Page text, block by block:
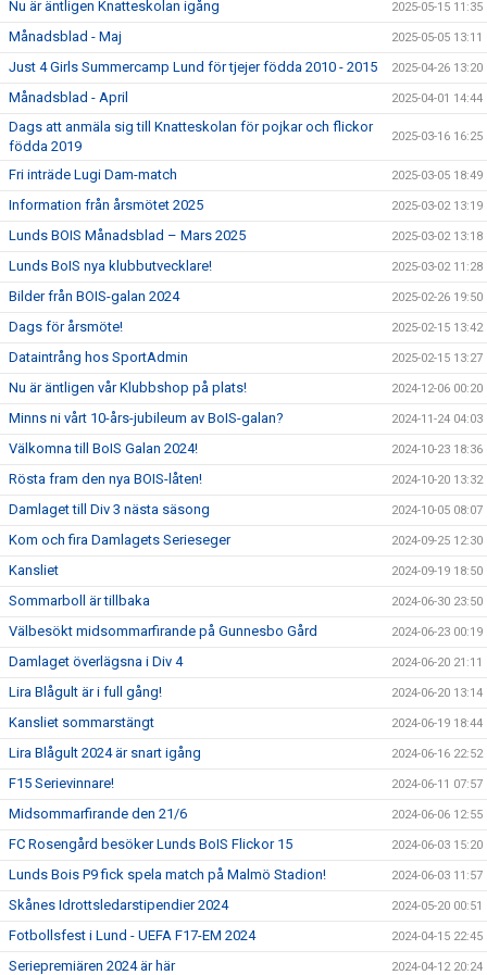
Nu är äntligen Knatteskolan igång 2025-05-15 11:35
Månadsblad - Maj 2025-05-05 13:11
Just 4 Girls Summercamp Lund för tjejer födda 2010 - 2015 2025-04-26 13:20
Månadsblad - April 2025-04-01 14:44
Dags att anmäla sig till Knatteskolan för pojkar och flickor
födda 2019
2025-03-16 16:25
Fri inträde Lugi Dam-match 2025-03-05 18:49
Information från årsmötet 2025 2025-03-02 13:19
Lunds BOIS Månadsblad – Mars 2025 2025-03-02 13:18
Lunds BoIS nya klubbutvecklare! 2025-03-02 11:28
Bilder från BOIS-galan 2024 2025-02-26 19:50
Dags för årsmöte! 2025-02-15 13:42
Dataintrång hos SportAdmin 2025-02-15 13:27
Nu är äntligen vår Klubbshop på plats! 2024-12-06 00:20
Minns ni vårt 10-års-jubileum av BoIS-galan? 2024-11-24 04:03
Välkomna till BoIS Galan 2024! 2024-10-23 18:36
Rösta fram den nya BOIS-låten! 2024-10-20 13:32
Damlaget till Div 3 nästa säsong 2024-10-05 08:07
Kom och fira Damlagets Serieseger 2024-09-25 12:30
Kansliet 2024-09-19 18:50
Sommarboll är tillbaka 2024-06-30 23:50
Välbesökt midsommarfirande på Gunnesbo Gård 2024-06-23 00:19
Damlaget överlägsna i Div 4 2024-06-20 21:11
Lira Blågult är i full gång! 2024-06-20 13:14
Kansliet sommarstängt 2024-06-19 18:44
Lira Blågult 2024 är snart igång 2024-06-16 22:52
F15 Serievinnare! 2024-06-11 07:57
Midsommarfirande den 21/6 2024-06-06 12:55
FC Rosengård besöker Lunds BoIS Flickor 15 2024-06-03 15:20
Lunds Bois P9 fick spela match på Malmö Stadion! 2024-06-03 11:57
Skånes Idrottsledarstipendier 2024 2024-05-20 00:51
Fotbollsfest i Lund - UEFA F17-EM 2024 2024-04-15 22:45
Seriepremiären 2024 är här 2024-04-12 20:24